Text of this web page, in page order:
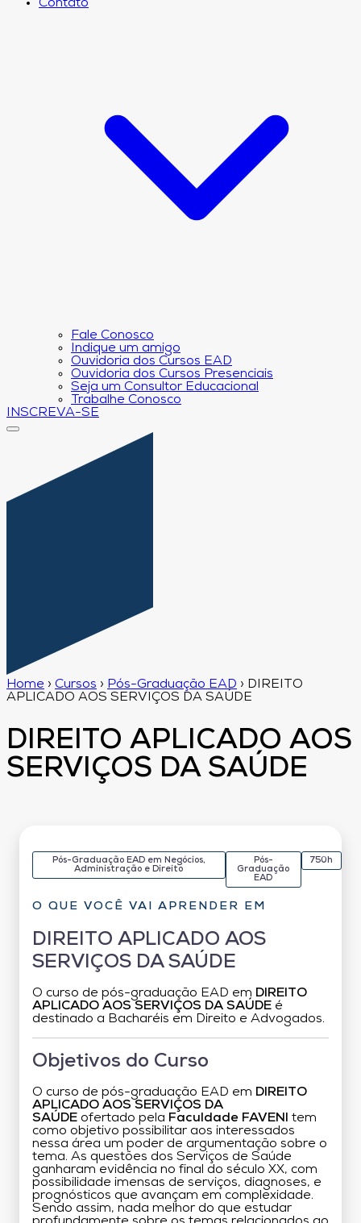
Contato
Fale Conosco
Indique um amigo
Ouvidoria dos Cursos EAD
Ouvidoria dos Cursos Presenciais
Seja um Consultor Educacional
Trabalhe Conosco
INSCREVA-SE
Home › Cursos › Pós-Graduação EAD › DIREITO
APLICADO AOS SERVIÇOS DA SAÚDE
DIREITO APLICADO AOS
SERVIÇOS DA SAÚDE
Pós-Graduação EAD em Negócios,
Administração e Direito
Pós-
Graduação
EAD
750h
O QUE VOCÊ VAI APRENDER EM
DIREITO APLICADO AOS
SERVIÇOS DA SAÚDE
O curso de pós-graduação EAD em DIREITO
APLICADO AOS SERVIÇOS DA SAÚDE é
destinado a Bacharéis em Direito e Advogados.
Objetivos do Curso
O curso de pós-graduação EAD em DIREITO
APLICADO AOS SERVIÇOS DA
SAÚDE ofertado pela Faculdade FAVENI
tem
como objetivo possibilitar aos interessados
nessa área um poder de argumentação sobre o
tema. As questões dos Serviços de Saúde
ganharam evidência no final do século XX, com
possibilidade imensas de serviços, diagnoses, e
prognósticos que avançam em complexidade.
Sendo assim, nada melhor do que estudar